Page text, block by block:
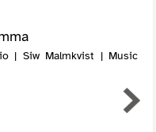
| Siw Malmkvist | Music